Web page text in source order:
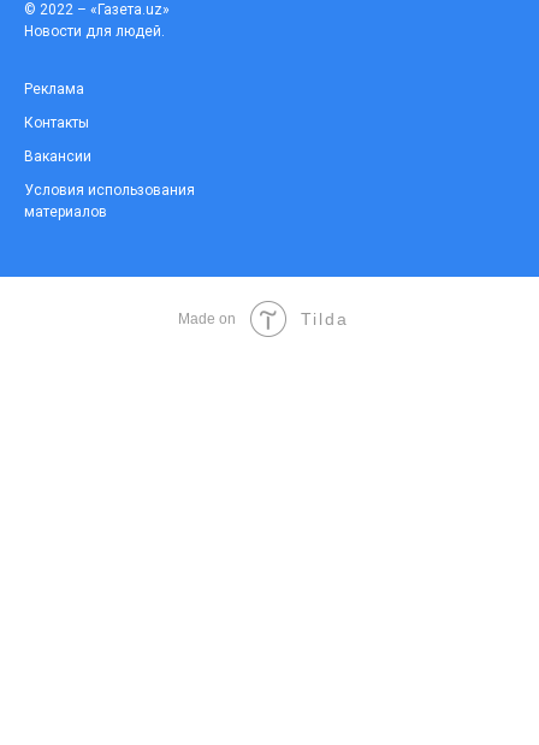
© 2022 – «Газета.uz»
Новости для людей.
Реклама
Контакты
Вакансии
Условия использования
материалов
Made on Tilda